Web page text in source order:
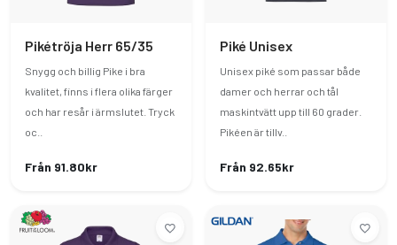
Pikétröja Herr 65/35
Snygg och billig Pike i bra
kvalitet, finns i flera olika färger
och har resår i ärmslutet. Tryck
oc..
Från 91.80kr
Piké Unisex
Unisex piké som passar både
damer och herrar och tål
maskintvätt upp till 60 grader.
Pikéen är tillv..
Från 92.65kr